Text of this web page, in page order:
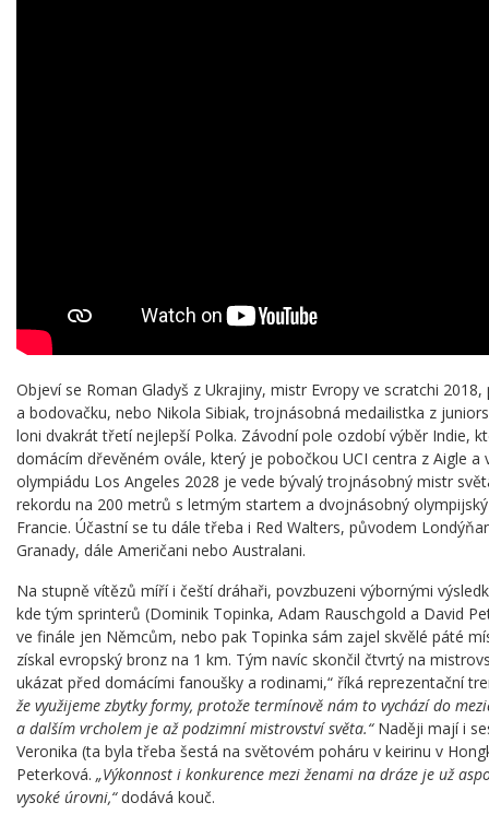
Objeví se Roman Gladyš z Ukrajiny, mistr Evropy ve scratchi
a bodovačku, nebo Nikola Sibiak, trojnásobná medailistka z
loni dvakrát třetí nejlepší Polka. Závodní pole ozdobí výběr Indie,
domácím dřevěném ovále, který je pobočkou UCI centra z Aigle a
olympiádu Los Angeles 2028 je vede bývalý trojnásobný mistr
rekordu na 200 metrů s letmým startem a dvojnásobný
Francie. Účastní se tu dále třeba i Red Walters, původem
Granady, dále Američani nebo Australani.
Na stupně vítězů míří i čeští dráhaři, povzbuzeni výbornými
kde tým sprinterů (Dominik Topinka, Adam Rauschgold a David
ve finále jen Němcům, nebo pak Topinka sám zajel skvělé páté
získal evropský bronz na 1 km. Tým navíc skončil čtvrtý na
ukázat před domácími fanoušky a rodinami,“ říká reprezentační
že využijeme zbytky formy, protože termínově nám to vychází do
a dalším vrcholem je až podzimní mistrovství světa.“Naději mají i
Veronika (ta byla třeba šestá na světovém poháru v keirinu v
Peterková. „Výkonnost i konkurence mezi ženami na dráze je už
vysoké úrovni,“dodává kouč.